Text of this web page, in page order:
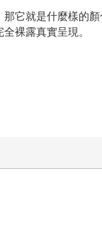
它就是什麼樣的
裸露真實呈現。